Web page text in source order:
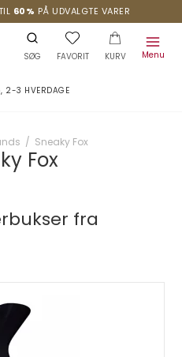
60% PÅ UDVALGTE VARER
SØG FAVORIT KURV Menu
2-3 HVERDAGE
/ Sneaky Fox
Fox
fra